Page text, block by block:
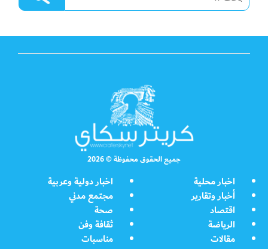
جميع الحقوق محفوظة © 2026
اخبار محلية
اخبار دولية وعربية
أخبار وتقارير
مجتمع مدني
اقتصاد
صحة
الرياضة
ثقافة وفن
مقالات
مناسبات